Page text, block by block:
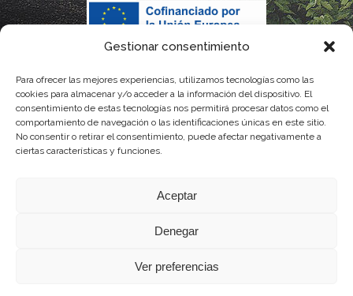
Gestionar consentimiento
Para ofrecer las mejores experiencias, utilizamos tecnologías como las
cookies para almacenar y/o acceder a la información del dispositivo. El
consentimiento de estas tecnologías nos permitirá procesar datos como el
comportamiento de navegación o las identificaciones únicas en este sitio.
No consentir o retirar el consentimiento, puede afectar negativamente a
ciertas características y funciones.
Aceptar
Denegar
Ver preferencias
La gestión de la DOP Lanzarote realizada por este Consejo
Regulador es financiada, parcialmente, por el Gobierno de
Canarias
Instituto Canario de Calidad Agroalimentaria